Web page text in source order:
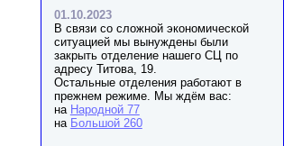
01.10.2023
В связи со сложной экономической
ситуацией мы вынуждены были
закрыть отделение нашего СЦ по
адресу Титова, 19.
Остальные отделения работают в
прежнем режиме. Мы ждём вас:
на Народной 77
на Большой 260